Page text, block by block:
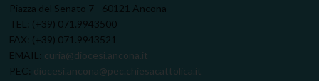
Piazza del Senato 7 - 60121 Ancona
TEL: (+39) 071.9943500
FAX: (+39) 071.9943521
EMAIL: curia@diocesi.ancona.it
PEC: diocesi.ancona@pec.chiesacattolica.it